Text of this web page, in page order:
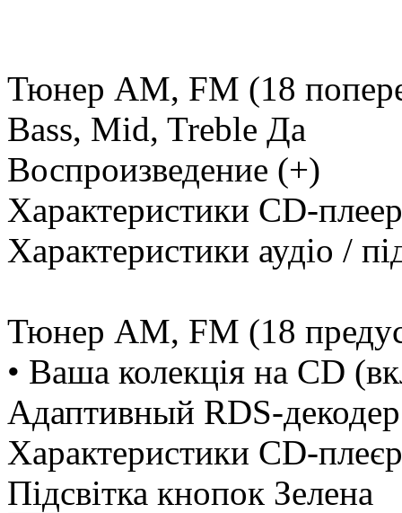
Тюнер AM, FM (18
Bass, Mid, Treble Да
Воспроизведение (+)
Характеристики CD-
Характеристики аудіо /
Тюнер AM, FM (18
• Ваша колекція на CD
Адаптивный RDS-
Характеристики CD-
Підсвітка кнопок Зелена